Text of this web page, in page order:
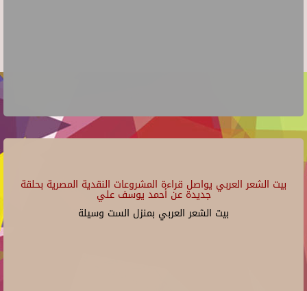
بيت الشعر العربي يواصل قراءة المشروعات النقدية المصرية بحلقة
جديدة عن أحمد يوسف علي
بيت الشعر العربي بمنزل الست وسيلة